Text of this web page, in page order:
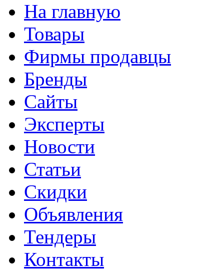
На главную
Товары
Фирмы продавцы
Бренды
Сайты
Эксперты
Новости
Статьи
Скидки
Объявления
Тендеры
Контакты